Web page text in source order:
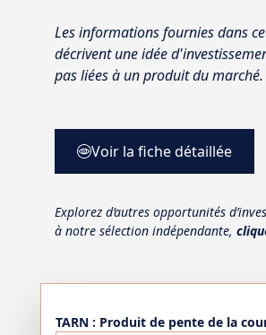
Les informations fournies dans
décrivent une idée
pas liées à un produit du marché.
Voir la fiche détaillée
Explorez d’autres opportunités
à notre sélection indépendante,
TARN : Produit de pente de la